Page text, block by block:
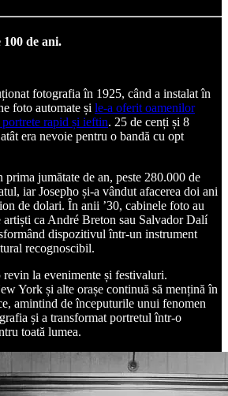
de ani.
fotografia în 1925, când a instalat în
foto automate și le-a oferit oamenilor
rapid și ieftin. 25 de cenți și 8
era nevoie pentru o bandă cu opt
prima jumătate de an, peste 280.000 de
iar Josepho și-a vândut afacerea doi ani
de dolari. În anii ’30, cabinele foto au
ca André Breton sau Salvador Dalí
dispozitivul într-un instrument
recognoscibil.
la evenimente și festivaluri.
York și alte orașe continuă să mențină în
amintind de începuturile unui fenomen
și a transformat portretul într-o
toată lumea.